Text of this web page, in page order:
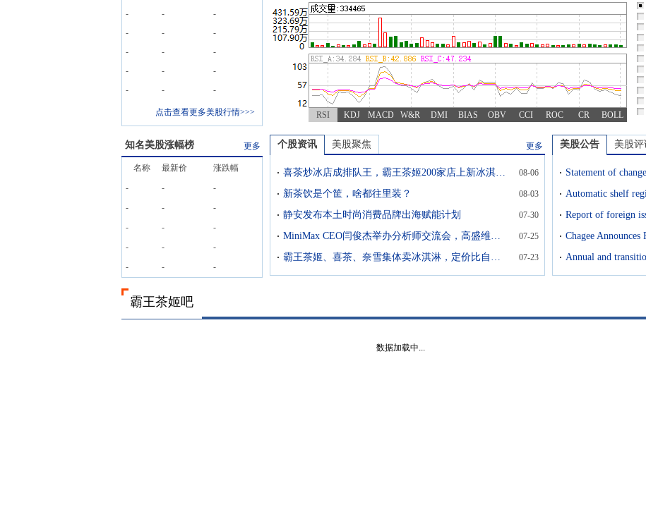
-
-
-
-
-
-
-
-
-
-
-
-
-
- -
点击查看更多美股行情>>> RSI KDJ MACD W&R DMI BIAS OBV CCI ROC CR BOLL
知名美股涨幅榜 更多
名称 最新价
涨跌幅
-
-
-
-
-
-
-
-
-
-
-
-
-
- -
个股资讯 美股聚焦 更多
喜茶炒冰店成排队王，霸王茶姬200家店上新冰淇淋，茶饮探索第二增长曲线 08-06
新茶饮是个筐，啥都往里装？ 08-03
静安发布本土时尚消费品牌出海赋能计划 07-30
MiniMax CEO闫俊杰举办分析师交流会，高盛维持MiniMax目标价860港元；花旗下调霸王茶姬目标价至15.2美元；高盛：下调苏泊尔目标价至52元，出口业务承压拖累盈利｜外资研报速递 07-25
霸王茶姬、喜茶、奈雪集体卖冰淇淋，定价比自家奶茶贵 07-23
美股公告 美股评
Report of foreign
霸王茶姬吧